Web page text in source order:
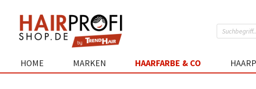
HOME MARKEN HAARFARBE & CO